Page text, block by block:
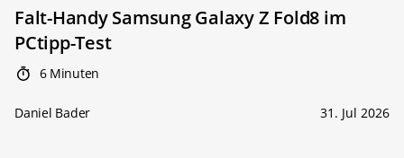
Falt-Handy Samsung Galaxy Z Fold8 im
PCtipp-Test
6 Minuten
Daniel Bader 31. Jul 2026